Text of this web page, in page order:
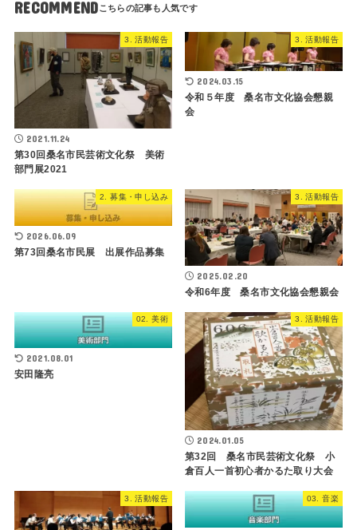
RECOMMEND
3. 活動報告
2021.11.24
第30回桑名市民芸術文化祭 美術
部門展2021
3. 活動報告
2024.03.15
令和５年度 桑名市文化協会懇親
会
2. 募集・申し込み
2026.06.09
第73回桑名市民展 出展作品募集
3. 活動報告
2025.02.20
令和6年度 桑名市文化協会懇親会
02. 美術
2021.08.01
安田隆亮
3. 活動報告
2024.01.05
第32回 桑名市民芸術文化祭 小
倉百人一首初心者かるた取り大会
3. 活動報告 03. 音楽